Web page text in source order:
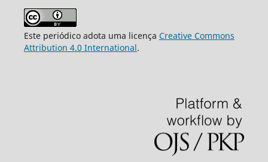
Este periódico adota uma licença Creative Commons
Attribution 4.0 International.